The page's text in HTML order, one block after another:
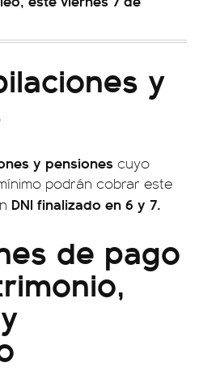
y
y pensiones cuyo
podrán cobrar este
DNI finalizado en 6 y 7.
de pago